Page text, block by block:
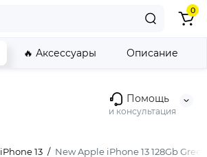
Помощь
и консультация
0
iPhone 13 New Apple iPhone 13 128Gb Green
🔥 Аксессуары Описание